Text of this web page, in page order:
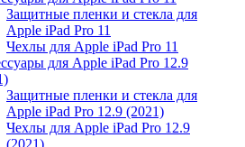
Защитные пленки и стекла для
Apple iPad Pro 11
Чехлы для Apple iPad Pro 11
для Apple iPad Pro 12.9
Защитные пленки и стекла для
Apple iPad Pro 12.9 (2021)
Чехлы для Apple iPad Pro 12.9
(2021)